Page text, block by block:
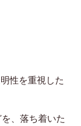
性を重視した
、落ち着いた